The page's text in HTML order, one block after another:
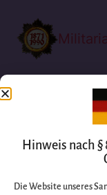
Hinweis nach
Die Website unseres